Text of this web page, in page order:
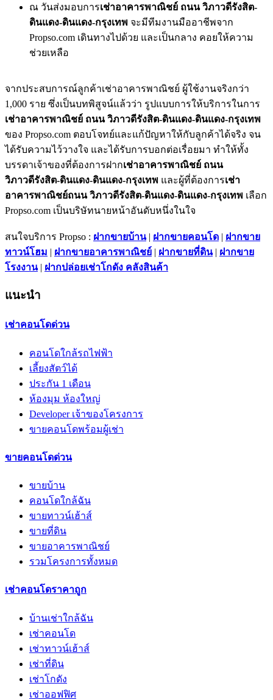
ณ วันส่งมอบการเช่าอาคารพาณิชย์ ถนน วิภาวดีรังสิต-
ดินแดง-ดินแดง-กรุงเทพ จะมีทีมงานมืออาชีพจาก
Propso.com เดินทางไปด้วย และเป็นกลาง คอยให้ความ
ช่วยเหลือ
จากประสบการณ์ลูกค้าเช่าอาคารพาณิชย์ ผู้ใช้งานจริงกว่า
1,000 ราย ซึ่งเป็นบทพิสูจน์แล้วว่า รูปแบบการให้บริการในการ
เช่าอาคารพาณิชย์ ถนน วิภาวดีรังสิต-ดินแดง-ดินแดง-กรุงเทพ
ของ Propso.com ตอบโจทย์และแก้ปัญหาให้กับลูกค้าได้จริง จน
ได้รับความไว้วางใจ และได้รับการบอกต่อเรื่อยมา ทำให้ทั้ง
บรรดาเจ้าของที่ต้องการฝากเช่าอาคารพาณิชย์ ถนน
วิภาวดีรังสิต-ดินแดง-ดินแดง-กรุงเทพ และผู้ที่ต้องการเช่า
อาคารพาณิชย์ถนน วิภาวดีรังสิต-ดินแดง-ดินแดง-กรุงเทพ เลือก
Propso.com เป็นบริษัทนายหน้าอันดับหนึ่งในใจ
สนใจบริการ Propso : ฝากขายบ้าน| ฝากขายคอนโด | ฝากขาย
ทาวน์โฮม | ฝากขายอาคารพาณิชย์ | ฝากขายที่ดิน| ฝากขาย
โรงงาน| ฝากปล่อยเช่าโกดัง คลังสินค้า
แนะนำ
เช่าคอนโดด่วน
คอนโดใกล้รถไฟฟ้า
เลี้ยงสัตว์ได้
ประกัน 1 เดือน
ห้องมุม ห้องใหญ่
Developer เจ้าของโครงการ
ขายคอนโดพร้อมผู้เช่า
ขายคอนโดด่วน
ขายบ้าน
คอนโดใกล้ฉัน
ขายทาวน์เฮ้าส์
ขายที่ดิน
ขายอาคารพาณิชย์
รวมโครงการทั้งหมด
เช่าคอนโดราคาถูก
บ้านเช่าใกล้ฉัน
เช่าคอนโด
เช่าทาวน์เฮ้าส์
เช่าที่ดิน
เช่าโกดัง
เช่าออฟฟิศ